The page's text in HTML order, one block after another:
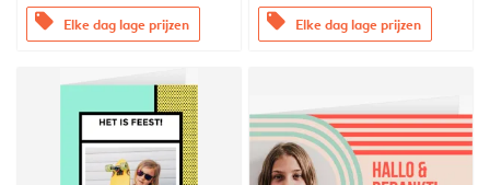
offers Elke dag lage prijzen offers Elke dag lage prijzen